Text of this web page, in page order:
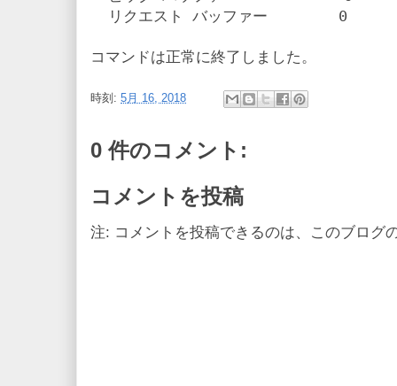
時刻: 5月 16, 2018
0 件のコメント:
コメントを投稿
注: コメントを投稿できるのは、このブログ